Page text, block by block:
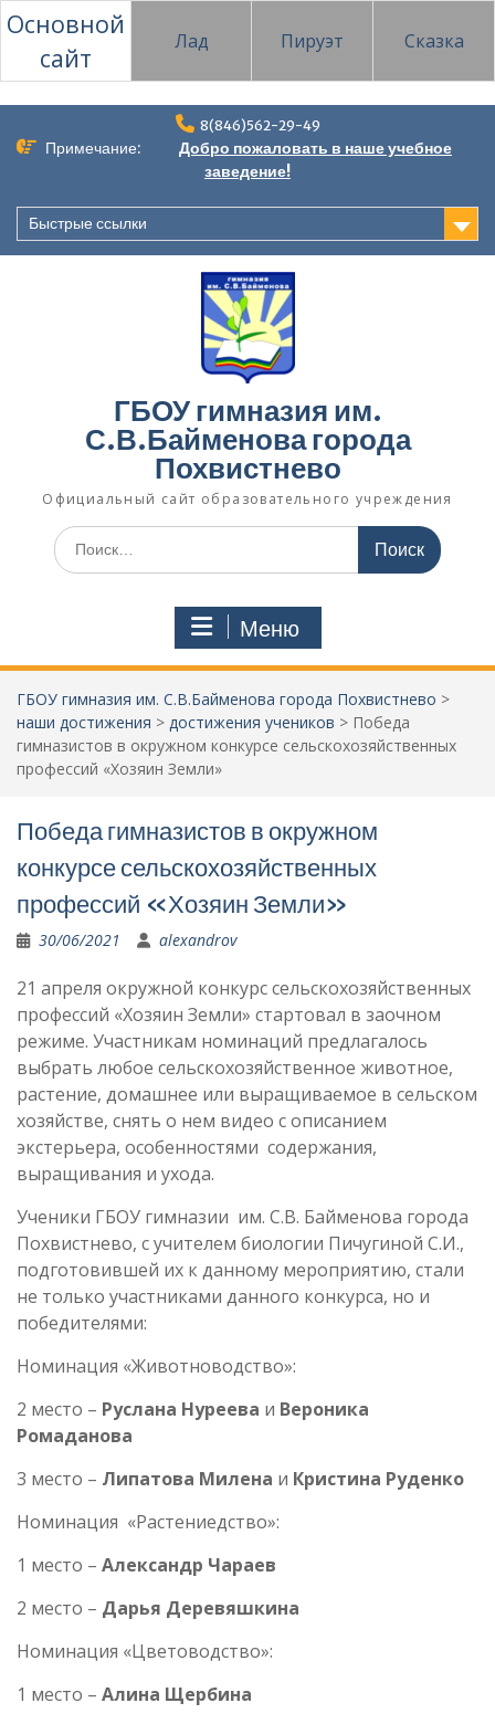
Основной
сайт
Лад Пируэт Сказка
содержимому
8(846)562-29-49
Примечание:
Добро пожаловать в наше учебное
заведение!
Быстрые ссылки
ГБОУ гимназия им.
С.В.Байменова города
Похвистнево
Официальный сайт образовательного учреждения
Поиск
по:
Меню
ГБОУ гимназия им. С.В.Байменова города Похвистнево >
наши достижения > достижения учеников > Победа
гимназистов в окружном конкурсе сельскохозяйственных
профессий «Хозяин Земли»
Победа гимназистов в окружном
конкурсе сельскохозяйственных
профессий «Хозяин Земли»
30/06/2021 alexandrov
21 апреля окружной конкурс сельскохозяйственных
профессий «Хозяин Земли» стартовал в заочном
режиме. Участникам номинаций предлагалось
выбрать любое сельскохозяйственное животное,
растение, домашнее или выращиваемое в сельском
хозяйстве, снять о нем видео с описанием
экстерьера, особенностями содержания,
выращивания и ухода.
Ученики ГБОУ гимназии им. С.В. Байменова города
Похвистнево, с учителем биологии Пичугиной С.И.,
подготовившей их к данному мероприятию, стали
не только участниками данного конкурса, но и
победителями:
Номинация «Животноводство»:
2 место – Руслана Нуреева и Вероника
Ромаданова
3 место – Липатова Милена и Кристина Руденко
Номинация «Растениедство»:
1 место – Александр Чараев
2 место – Дарья Деревяшкина
Номинация «Цветоводство»:
1 место – Алина Щербина